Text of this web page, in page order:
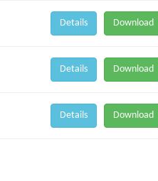
Download
Details
Download
Details
Download
Details